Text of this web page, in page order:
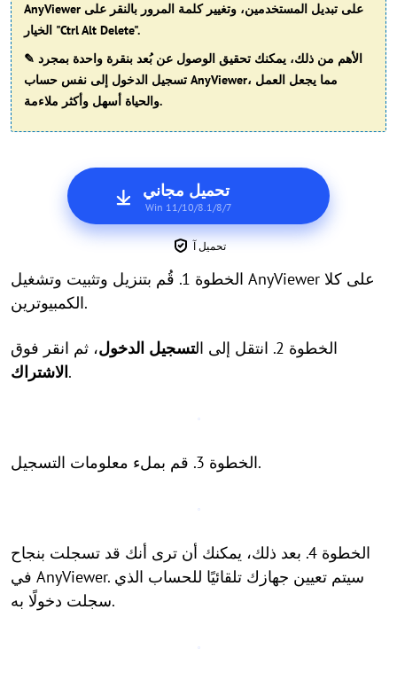
AnyViewer على تبديل المستخدمين، وتغيير كلمة المرور بالنقر على
الخيار "Ctrl Alt Delete".
✎ الأهم من ذلك، يمكنك تحقيق الوصول عن بُعد بنقرة واحدة بمجرد
تسجيل الدخول إلى نفس حساب AnyViewer، مما يجعل العمل
والحياة أسهل وأكثر ملاءمة.
تحميل مجاني
Win 11/10/8.1/8/7
تحميل آ
الخطوة 1. قُم بتنزيل وتثبيت وتشغيل AnyViewer على كلا
الكمبيوترين.
الخطوة 2. انتقل إلى ال تسجيل الدخول، ثم انقر فوق
الاشتراك.
الخطوة 3. قم بملء معلومات التسجيل.
الخطوة 4. بعد ذلك، يمكنك أن ترى أنك قد تسجلت بنجاح
في AnyViewer. سيتم تعيين جهازك تلقائيًا للحساب الذي
سجلت دخولًا به.